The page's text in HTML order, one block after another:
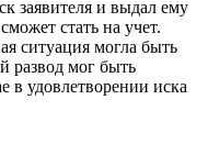
заявителя и выдал ему
стать на учет.
ситуация могла быть
развод мог быть
в удовлетворении иска